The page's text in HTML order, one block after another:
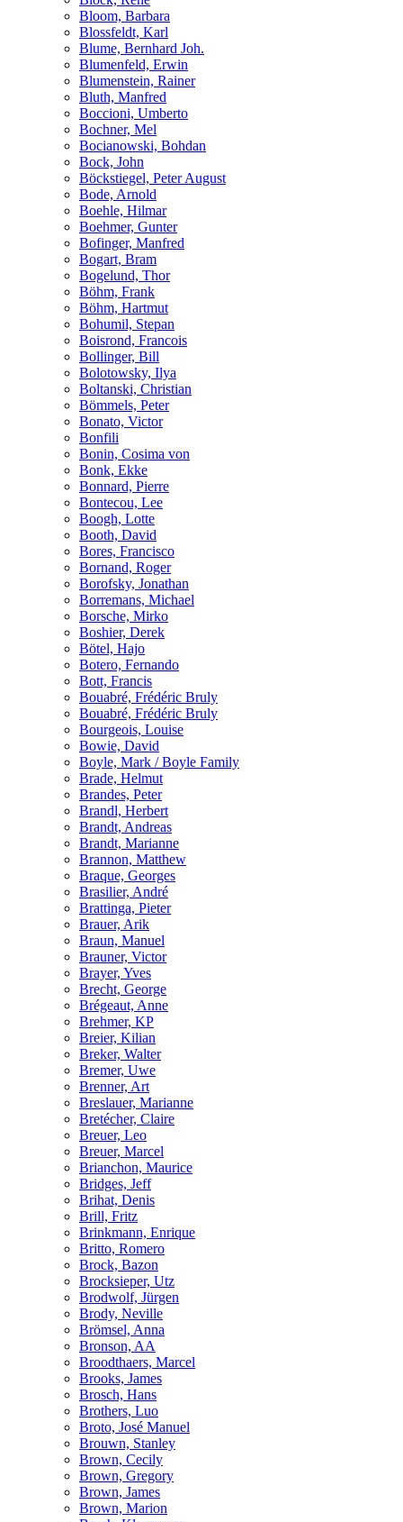
Bloom, Barbara
Blossfeldt, Karl
Blume, Bernhard Joh.
Blumenfeld, Erwin
Blumenstein, Rainer
Bluth, Manfred
Boccioni, Umberto
Bochner, Mel
Bocianowski, Bohdan
Bock, John
Böckstiegel, Peter August
Bode, Arnold
Boehle, Hilmar
Boehmer, Gunter
Bofinger, Manfred
Bogart, Bram
Bogelund, Thor
Böhm, Frank
Böhm, Hartmut
Bohumil, Stepan
Boisrond, Francois
Bollinger, Bill
Bolotowsky, Ilya
Boltanski, Christian
Bömmels, Peter
Bonato, Victor
Bonfili
Bonin, Cosima von
Bonk, Ekke
Bonnard, Pierre
Bontecou, Lee
Boogh, Lotte
Booth, David
Bores, Francisco
Bornand, Roger
Borofsky, Jonathan
Borremans, Michael
Borsche, Mirko
Boshier, Derek
Bötel, Hajo
Botero, Fernando
Bott, Francis
Bouabré, Frédéric Bruly
Bouabré, Frédéric Bruly
Bourgeois, Louise
Bowie, David
Boyle, Mark / Boyle Family
Brade, Helmut
Brandes, Peter
Brandl, Herbert
Brandt, Andreas
Brandt, Marianne
Brannon, Matthew
Braque, Georges
Brasilier, André
Brattinga, Pieter
Brauer, Arik
Braun, Manuel
Brauner, Victor
Brayer, Yves
Brecht, George
Brégeaut, Anne
Brehmer, KP
Breier, Kilian
Breker, Walter
Bremer, Uwe
Brenner, Art
Breslauer, Marianne
Bretécher, Claire
Breuer, Leo
Breuer, Marcel
Brianchon, Maurice
Bridges, Jeff
Brihat, Denis
Brill, Fritz
Brinkmann, Enrique
Britto, Romero
Brock, Bazon
Brocksieper, Utz
Brodwolf, Jürgen
Brody, Neville
Brömsel, Anna
Bronson, AA
Broodthaers, Marcel
Brooks, James
Brosch, Hans
Brothers, Luo
Broto, José Manuel
Brouwn, Stanley
Brown, Cecily
Brown, Gregory
Brown, James
Brown, Marion